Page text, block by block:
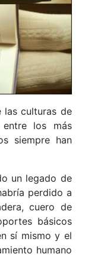
las culturas de
los más
siempre han
un legado de
perdido a
cuero de
básicos
sí mismo y el
humano